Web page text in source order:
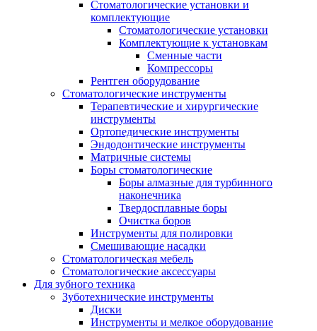
Стоматологические установки и
комплектующие
Стоматологические установки
Комплектующие к установкам
Сменные части
Компрессоры
Рентген оборудование
Стоматологические инструменты
Терапевтические и хирургические
инструменты
Ортопедические инструменты
Эндодонтические инструменты
Матричные системы
Боры стоматологические
Боры алмазные для турбинного
наконечника
Твердосплавные боры
Очистка боров
Инструменты для полировки
Смешивающие насадки
Стоматологическая мебель
Стоматологические аксессуары
Для зубного техника
Зуботехнические инструменты
Диски
Инструменты и мелкое оборудование